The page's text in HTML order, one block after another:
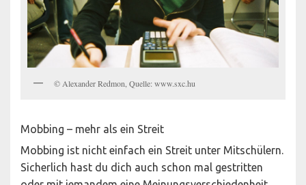
© Alexander Redmon, Quelle: www.sxc.hu
Mobbing – mehr als ein Streit
Mobbing ist nicht einfach ein Streit unter Mitschülern.
Sicherlich hast du dich auch schon mal gestritten